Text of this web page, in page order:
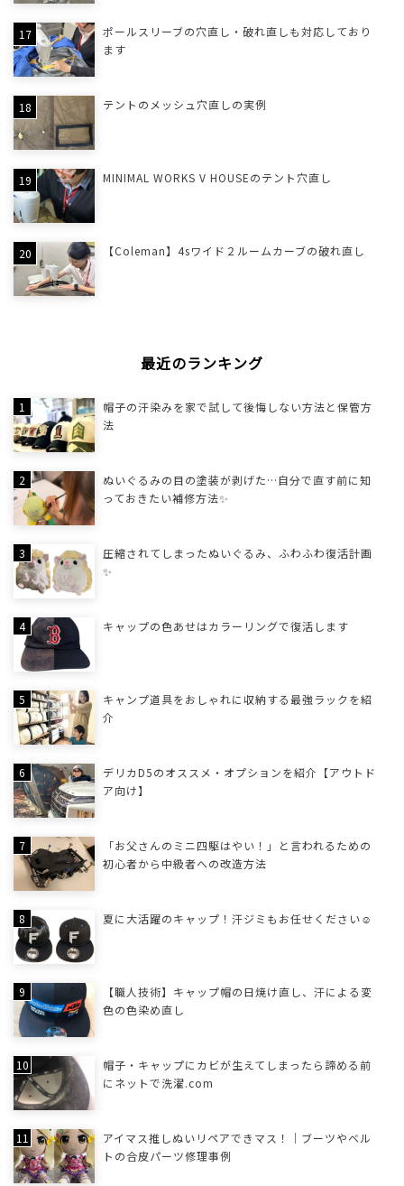
ポールスリーブの穴直し・破れ直しも対応しており
ます
テントのメッシュ穴直しの実例
MINIMAL WORKS V HOUSEのテント穴直し
【Coleman】4sワイド２ルームカーブの破れ直し
最近のランキング
帽子の汗染みを家で試して後悔しない方法と保管方
法
ぬいぐるみの目の塗装が剥げた…自分で直す前に知
っておきたい補修方法✨
圧縮されてしまったぬいぐるみ、ふわふわ復活計画
✨
キャップの色あせはカラーリングで復活します
キャンプ道具をおしゃれに収納する最強ラックを紹
介
デリカD5のオススメ・オプションを紹介【アウトド
ア向け】
「お父さんのミニ四駆はやい！」と言われるための
初心者から中級者への改造方法
夏に大活躍のキャップ！汗ジミもお任せください☺
【職人技術】キャップ帽の日焼け直し、汗による変
色の色染め直し
帽子・キャップにカビが生えてしまったら諦める前
にネットで洗濯.com
アイマス推しぬいリペアできマス！｜ブーツやベル
トの合皮パーツ修理事例